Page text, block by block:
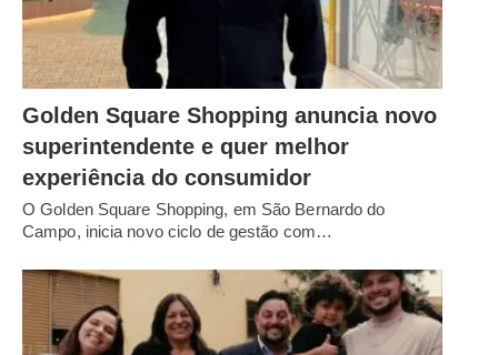
Golden Square Shopping anuncia novo
superintendente e quer melhor
experiência do consumidor
O Golden Square Shopping, em São Bernardo do
Campo, inicia novo ciclo de gestão com…